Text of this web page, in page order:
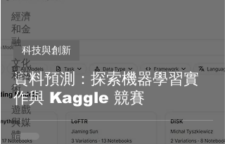
經濟
和金
融
文化
和藝
術
遊戲
與媒
體
資料預測：探索機器學習實
作與 Kaggle 競賽
科技與創新